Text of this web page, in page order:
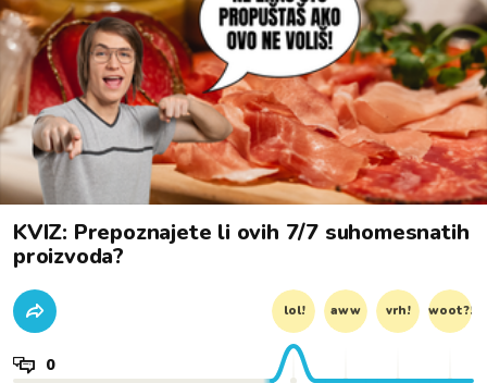
KVIZ: Prepoznajete li ovih 7/7 suhomesnatih
proizvoda?
lol! aww vrh! woot?!
0